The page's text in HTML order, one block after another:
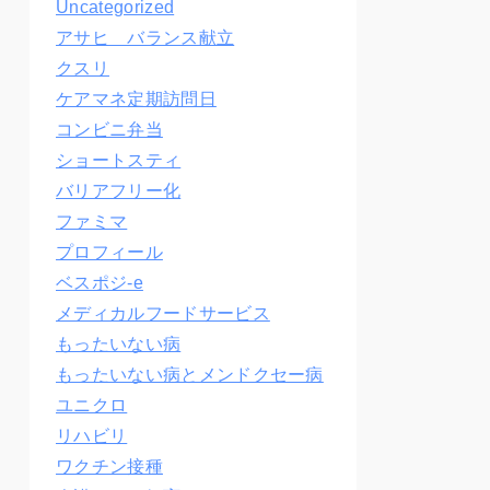
Uncategorized
アサヒ バランス献立
クスリ
ケアマネ定期訪問日
コンビニ弁当
ショートスティ
バリアフリー化
ファミマ
プロフィール
ベスポジ-e
メディカルフードサービス
もったいない病
もったいない病とメンドクセー病
ユニクロ
リハビリ
ワクチン接種